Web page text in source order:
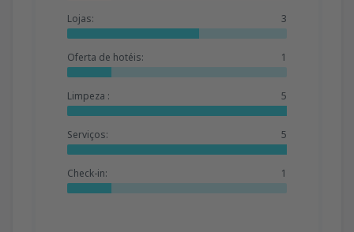
Lojas: 3
Oferta de hotéis: 1
Limpeza : 5
Serviços: 5
Check-in: 1